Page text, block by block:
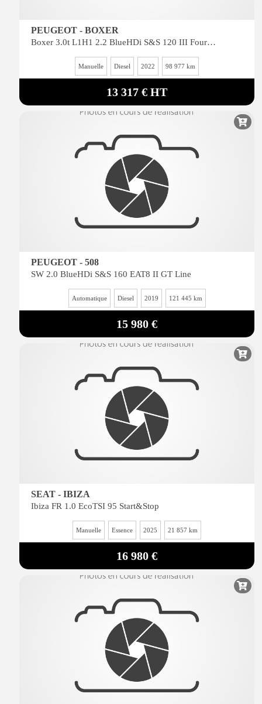
PEUGEOT - BOXER
Boxer 3.0t L1H1 2.2 BlueHDi S&S 120 III Fourgon Tolé
Manuelle Diesel 2022 98 977 km
13 317 € HT
PEUGEOT - 508
SW 2.0 BlueHDi S&S 160 EAT8 II GT Line
Automatique Diesel 2019 121 445 km
15 980 €
SEAT - IBIZA
Ibiza FR 1.0 EcoTSI 95 Start&Stop
Manuelle Essence 2025 21 857 km
16 980 €